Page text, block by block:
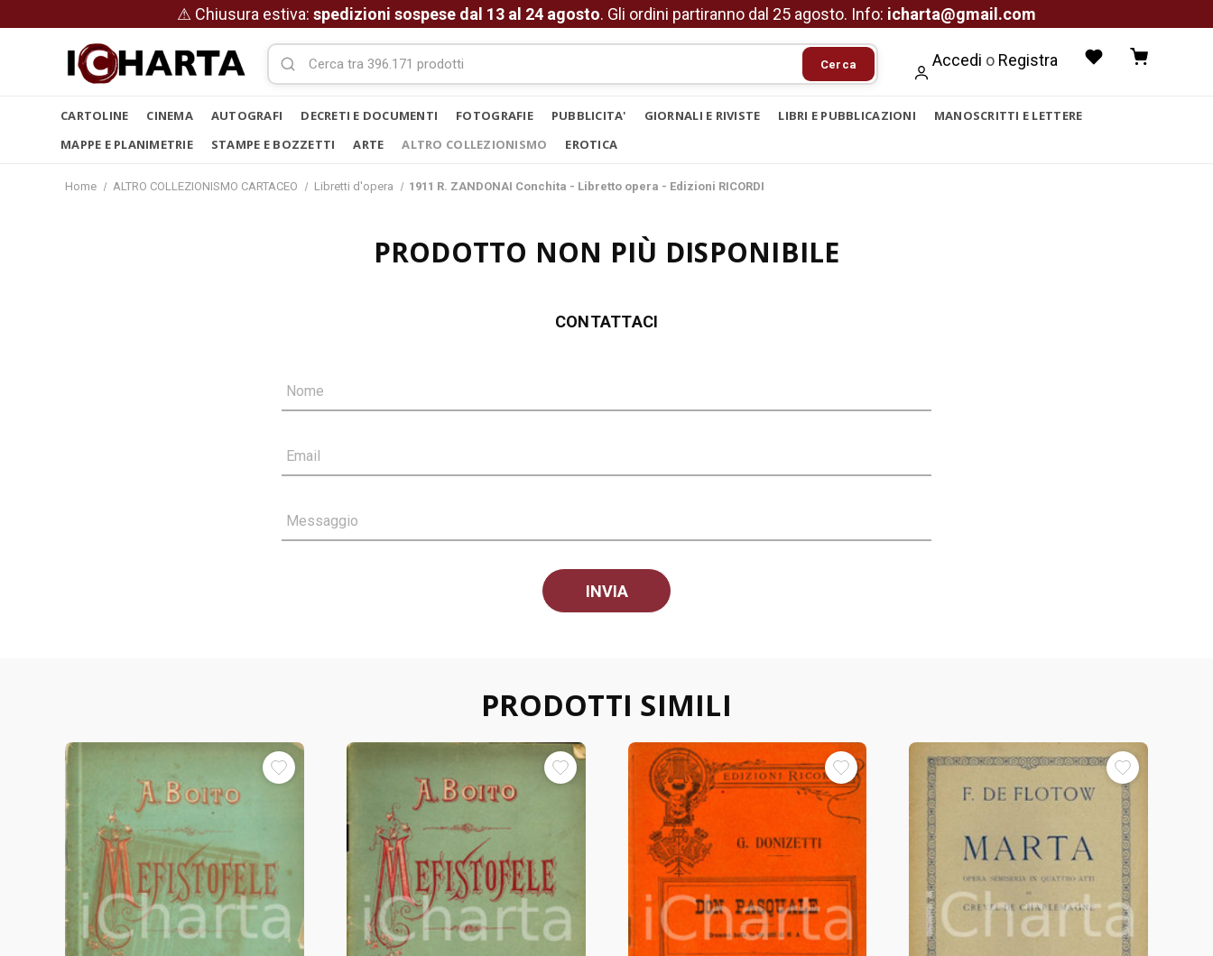
⚠ Chiusura estiva: spedizioni sospese dal 13 al 24 agosto. Gli ordini partiranno dal 25 agosto. Info: icharta@gmail.com
Cerca Accedi o Registra
CARTOLINE CINEMA AUTOGRAFI DECRETI E DOCUMENTI FOTOGRAFIE PUBBLICITA' GIORNALI E RIVISTE LIBRI E PUBBLICAZIONI
MANOSCRITTI E LETTERE
MAPPE E PLANIMETRIE
STAMPE E BOZZETTI ARTE ALTRO COLLEZIONISMO EROTICA
Home ALTRO COLLEZIONISMO CARTACEO Libretti d'opera 1911 R. ZANDONAI Conchita - Libretto opera - Edizioni RICORDI
PRODOTTO NON PIÙ DISPONIBILE
CONTATTACI
Nome
Email
Messaggio
PRODOTTI SIMILI